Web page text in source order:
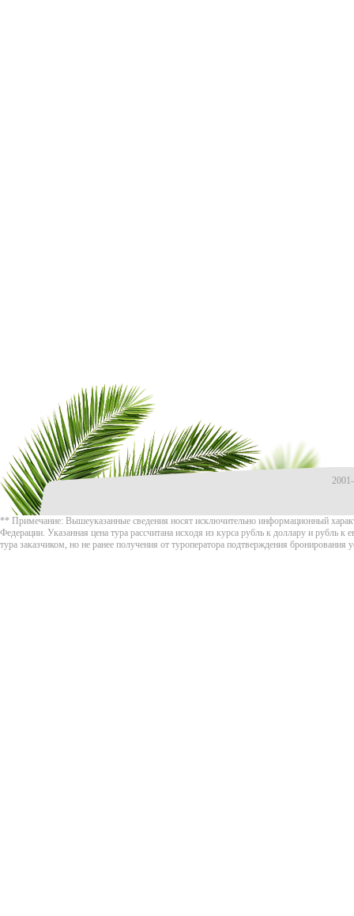
** Примечание: Вышеуказанные сведения носят исключительно информационный
Федерации. Указанная цена тура рассчитана исходя из курса рубль к доллару и рубль к
тура заказчиком, но не ранее получения от туроператора подтверждения бронирования